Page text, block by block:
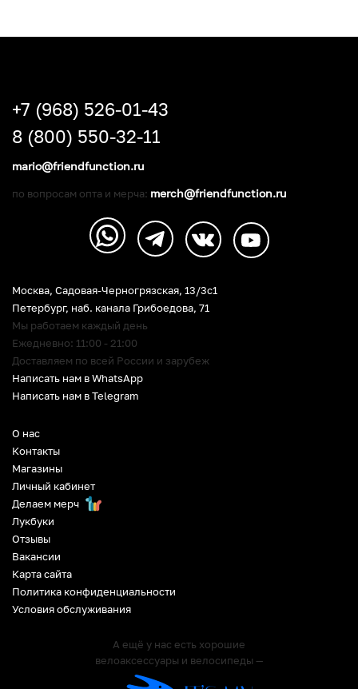
О нас
Контакты
Магазины
Личный кабинет
Делаем мерч
Лукбуки
Отзывы
Вакансии
Карта сайта
Политика конфиденциальности
Условия обслуживания
А ещё у нас есть хорошие
велоаксессуары и велосипеды —
Москва, Садовая-Черногрязская, 13/3c1
Петербург, наб. канала Грибоедова, 71
Мы работаем каждый день
Ежедневно: 11:00 - 21:00
Доставляем по всей России и зарубеж
Написать нам в WhatsApp
Написать нам в Telegram
+7 (968) 526-01-43
8 (800) 550-32-11
mario@friendfunction.ru
по вопросам опта и мерча: merch@friendfunction.ru